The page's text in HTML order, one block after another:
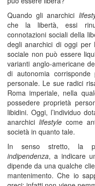
Quando gli anarchici
che la libertà, essi
connotazioni sociali della
degli anarchici di oggi per
sociale non può essere
varianti anglo-americane
di autonomia
personale. Le sue radici
Roma imperiale, nella
possedere proprietà
libidini. Oggi, l’individuo
anarchici lifestylecome
società in quanto tale.
In senso stretto, la
indipendenza, a indicare
dipende da una qualche
mantenimento. Che io